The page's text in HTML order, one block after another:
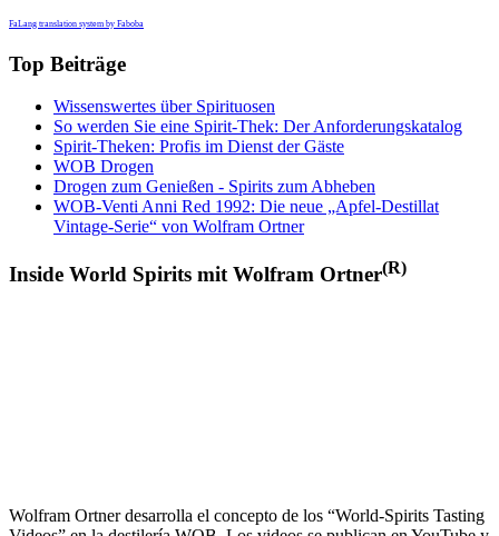
FaLang translation system by Faboba
Top Beiträge
Wissenswertes über Spirituosen
So werden Sie eine Spirit-Thek: Der Anforderungskatalog
Spirit-Theken: Profis im Dienst der Gäste
WOB Drogen
Drogen zum Genießen - Spirits zum Abheben
WOB-Venti Anni Red 1992: Die neue „Apfel-Destillat
Vintage-Serie“ von Wolfram Ortner
Inside World Spirits mit Wolfram Ortner(R)
Wolfram Ortner desarrolla el concepto de los “World-Spirits Tasting